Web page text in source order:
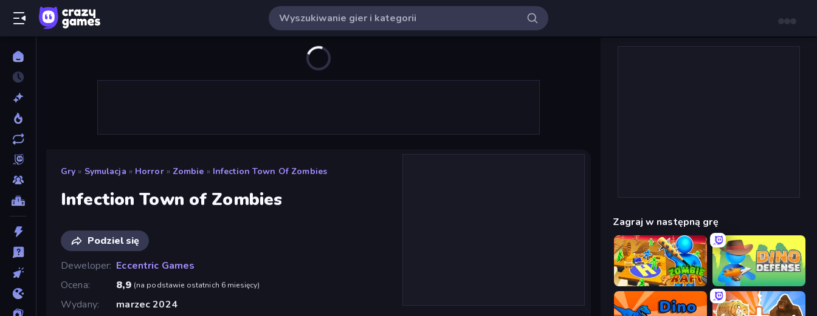
Gry » Symulacja » Horror » Zombie » Infection Town Of Zombies
Infection Town of Zombies
Podziel się
Deweloper Eccentric Games
Ocena
8,9 (na podstawie ostatnich 6 miesięcy)
Wydany
marzec 2024
Zagraj w następną grę
Zombie Raft Dino Defense